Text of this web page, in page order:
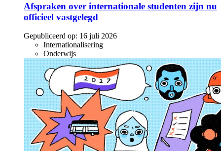
Afspraken over internationale studenten zijn nu
officieel vastgelegd
Gepubliceerd op: 16 juli 2026
Internationalisering
Onderwijs